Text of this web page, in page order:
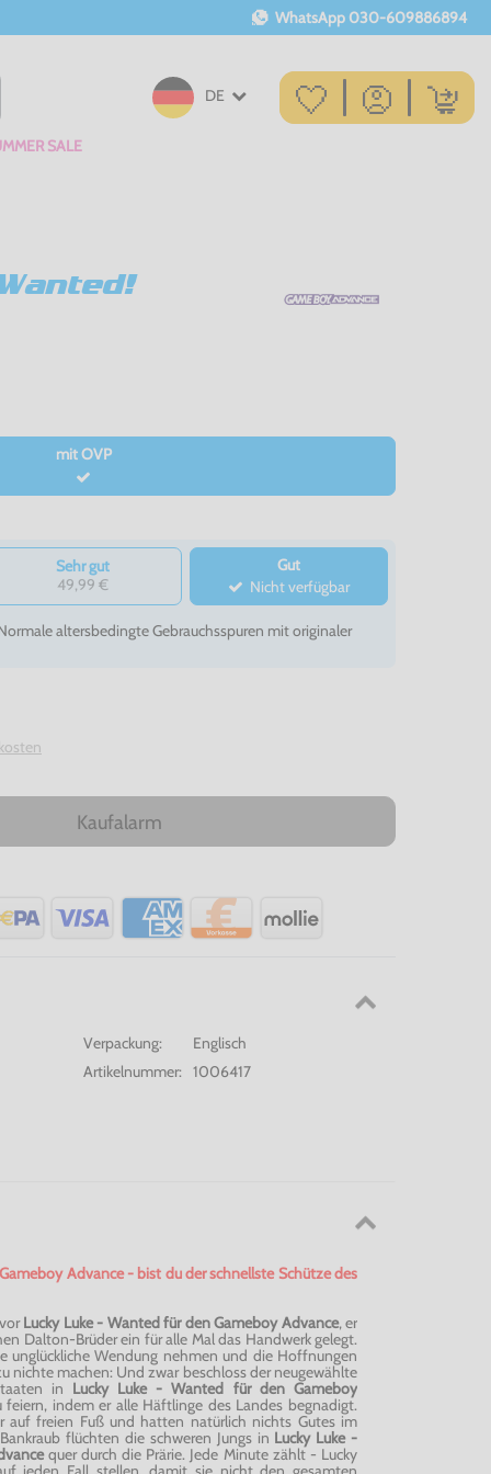
WhatsApp 030-609886894
DE
SALE
mit OVP
Sehr gut
49,99 €
Gut
Nicht verfügbar
altersbedingte Gebrauchsspuren mit originaler
Kaufalarm
Verpackung:
Englisch
Artikelnummer:
1006417
Advance - bist du der schnellste Schütze des
Lucky Luke - Wanted für den Gameboy Advance, er
Dalton-Brüder ein für alle Mal das Handwerk gelegt.
unglückliche Wendung nehmen und die Hoffnungen
nichte machen: Und zwar beschloss der neugewählte
in Lucky Luke - Wanted für den Gameboy
feiern, indem er alle Häftlinge des Landes begnadigt.
auf freien Fuß und hatten natürlich nichts Gutes im
flüchten die schweren Jungs in Lucky Luke -
quer durch die Prärie. Jede Minute zählt - Lucky